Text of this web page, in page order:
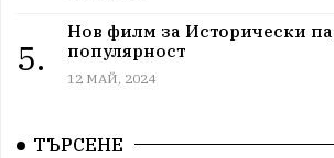
5.
Нов филм за Исторически
популярност
12 МАЙ, 2024
ТЪРСЕНЕ